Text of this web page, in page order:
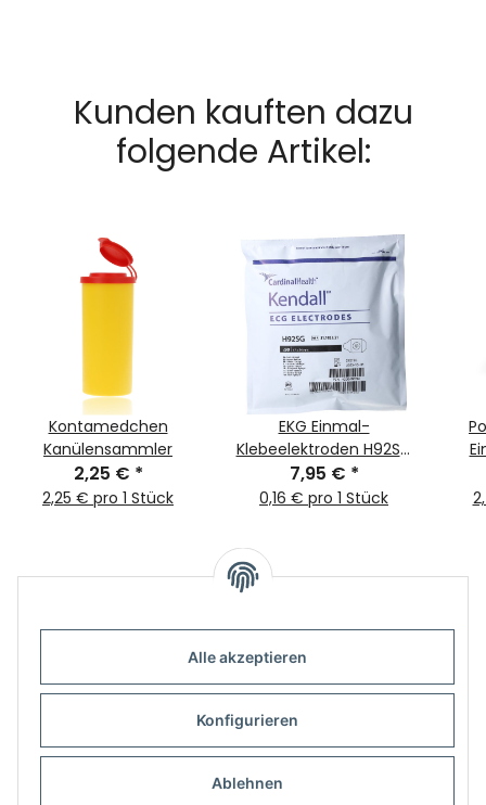
Alle akzeptieren
Konfigurieren
Ablehnen
Kunden kauften dazu
folgende Artikel:
Kontamedchen
Kanülensammler
2,25 € *
2,25 € pro 1 Stück
EKG Einmal-
Klebeelektroden H92SG
57x34mm 50Stk
7,95 € *
0,16 € pro 1 Stück
Informationen
Gesetzliche Informationen